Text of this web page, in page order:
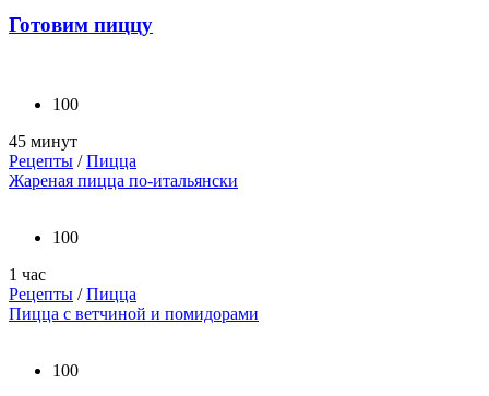
Готовим пиццу
100
45 минут
Рецепты /Пицца
Жареная пицца по-итальянски
100
1 час
Рецепты /Пицца
Пицца с ветчиной и помидорами
100